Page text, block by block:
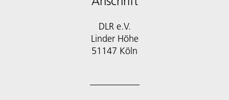
DLR e.V.
Linder Höhe
51147 Köln